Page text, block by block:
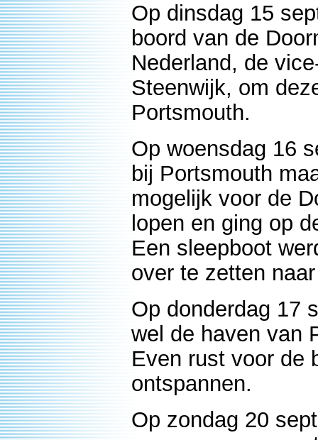
Op dinsdag 15
boord van de
Nederland, de
Steenwijk, om
Portsmouth.
Op woensdag 16
bij Portsmouth
mogelijk voor de
lopen en ging op
Een sleepboot
over te zetten
Op donderdag 17
wel de haven van
Even rust voor de
ontspannen.
Op zondag 20